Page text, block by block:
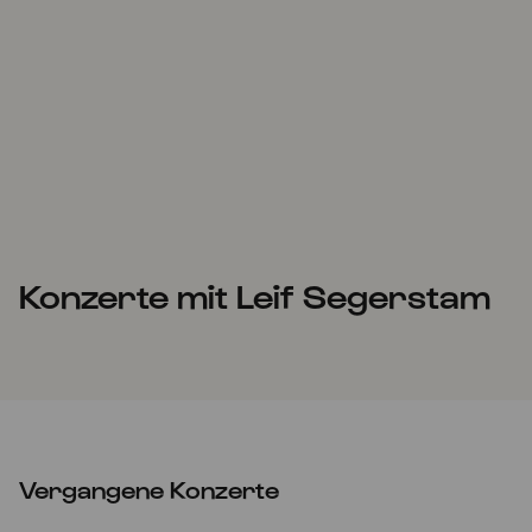
Konzerte mit Leif Segerstam
Vergangene Konzerte